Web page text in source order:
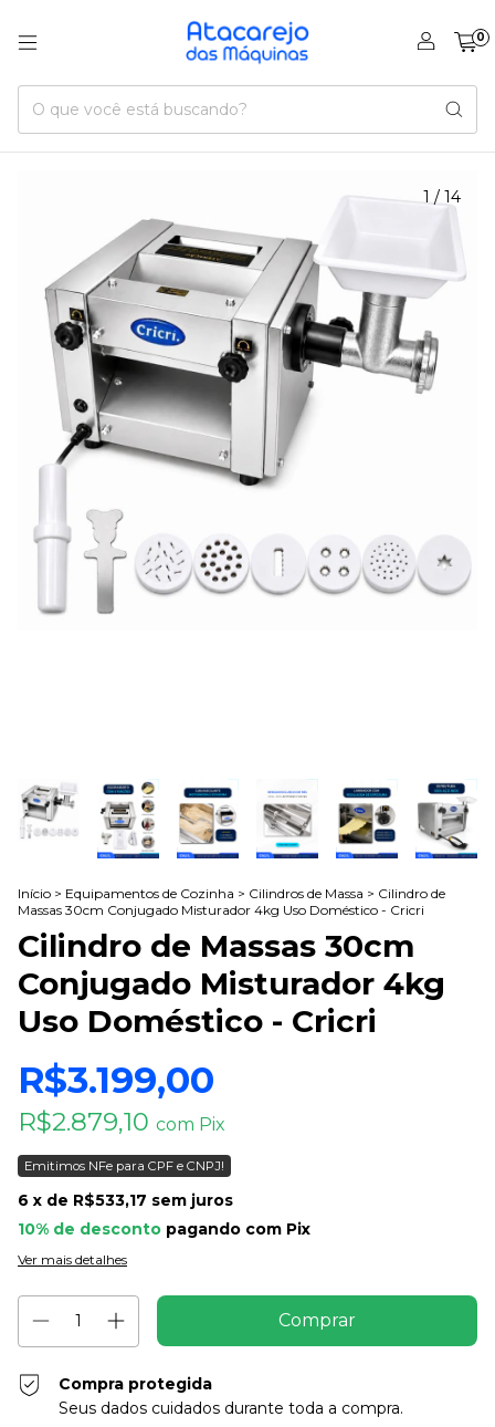
0
1 / 14
Início > Equipamentos de Cozinha > Cilindros de Massa > Cilindro de
Massas 30cm Conjugado Misturador 4kg Uso Doméstico - Cricri
Cilindro de Massas 30cm
Conjugado Misturador 4kg
Uso Doméstico - Cricri
R$3.199,00
R$2.879,10 com Pix
Emitimos NFe para CPF e CNPJ!
6 x de R$533,17 sem juros
10% de desconto pagando com Pix
Ver mais detalhes
Compra protegida
Seus dados cuidados durante toda a compra.